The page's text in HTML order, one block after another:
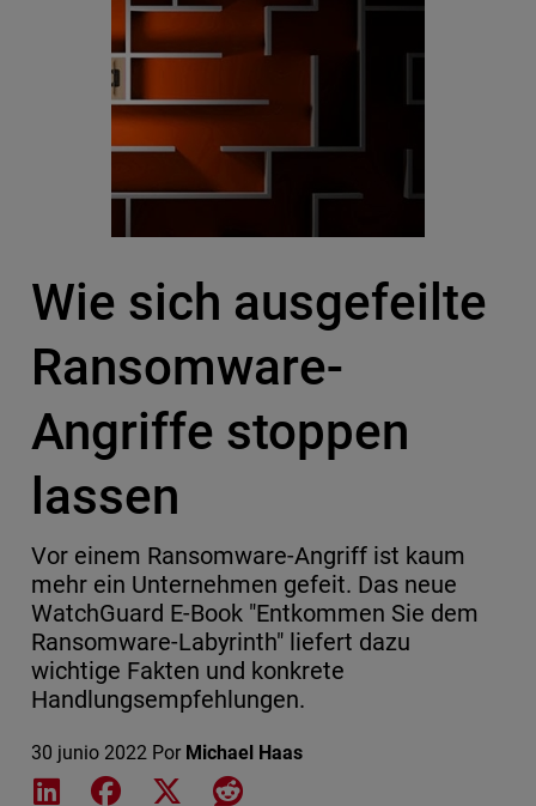
Wie sich ausgefeilte
Ransomware-
Angriffe stoppen
lassen
Vor einem Ransomware-Angriff ist kaum
mehr ein Unternehmen gefeit. Das neue
WatchGuard E-Book "Entkommen Sie dem
Ransomware-Labyrinth" liefert dazu
wichtige Fakten und konkrete
Handlungsempfehlungen.
30 junio 2022 Por Michael Haas
Share on LinkedIn
Share on Facebook
Share on XShare on Reddit